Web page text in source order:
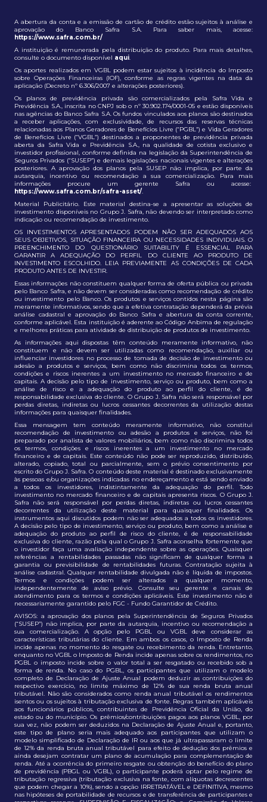
A abertura da conta e a emissão de cartão de crédito estão sujeitos à análise e
aprovação do Banco Safra S.A. Para saber mais, acesse:
https://www.safra.com.br/
A instituição é remunerada pela distribuição do produto. Para mais detalhes,
consulte o documento disponível aqui.
Os aportes realizados em VGBL podem estar sujeitos à incidência do Imposto
sobre Operações Financeiras (IOF), conforme as regras vigentes na data da
aplicação (Decreto nº 6.306/2007 e alterações posteriores).
Os planos de previdência privada são comercializados pela Safra Vida e
Previdência S.A., inscrita no CNPJ sob o nº 30.902.174/0001-05 e estão disponíveis
nas agências do Banco Safra S.A. Os fundos vinculados aos planos são destinados
a receber aplicações, com exclusividade, de recursos das reservas técnicas
relacionadas aos Planos Geradores de Benefícios Livre (“PGBL”) e Vida Geradores
de Benefícios Livre (“VGBL”) destinados a proponentes de previdência privada
aberta da Safra Vida e Previdência S.A., na qualidade de cotista exclusivo e
investidor profissional, conforme definida na legislação da Superintendência de
Seguros Privados (“SUSEP”) e demais legislações nacionais vigentes e alterações
posteriores. A aprovação dos planos pela SUSEP não implica, por parte da
autarquia, incentivo ou recomendação a sua comercialização. Para mais
informações procure um gerente Safra ou acesse:
https://www.safra.com.br/safra-asset/.
Material Publicitário. Este material destina-se a apresentar as soluções de
investimento disponíveis no Grupo J. Safra, não devendo ser interpretado como
indicação ou recomendação de investimento.
OS INVESTIMENTOS APRESENTADOS PODEM NÃO SER ADEQUADOS AOS
SEUS OBJETIVOS, SITUAÇÃO FINANCEIRA OU NECESSIDADES INDIVIDUAIS. O
PREENCHIMENTO DO QUESTIONÁRIO SUITABILITY É ESSENCIAL PARA
GARANTIR A ADEQUAÇÃO DO PERFIL DO CLIENTE AO PRODUTO DE
INVESTIMENTO ESCOLHIDO. LEIA PREVIAMENTE AS CONDIÇÕES DE CADA
PRODUTO ANTES DE INVESTIR.
Essas informações não constituem qualquer forma de oferta pública ou privada
pelo Banco Safra, e não devem ser consideradas como recomendação de crédito
ou investimento pelo Banco. Os produtos e serviços contidos nesta página são
meramente informativos, sendo que a efetiva contratação dependerá da prévia
análise cadastral e aprovação do Banco Safra e abertura da conta corrente,
conforme aplicável. Esta instituição é aderente ao Código Anbima de regulação
e melhores práticas para atividade de distribuição de produtos de investimento.
As informações aqui dispostas têm conteúdo meramente informativo, não
constituem e não devem ser utilizadas como recomendação, auxiliar ou
influenciar investidores no processo de tomada de decisão de investimento ou
adesão a produtos e serviços, bem como não discrimina todos os termos,
condições e riscos inerentes a um investimento no mercado financeiro e de
capitais. A decisão pelo tipo de investimento, serviço ou produto, bem como a
análise de risco e a adequação do produto ao perfil do cliente, é de
responsabilidade exclusiva do cliente. O Grupo J. Safra não será responsável por
perdas diretas, indiretas ou lucros cessantes decorrentes da utilização destas
informações para quaisquer finalidades.
Essa mensagem tem conteúdo meramente informativo, não constitui
recomendação de investimento ou adesão a produtos e serviços, não foi
preparado por analista de valores mobiliários, bem como não discrimina todos
os termos, condições e riscos inerentes a um investimento no mercado
financeiro e de capitais. Este conteúdo não pode ser reproduzido, distribuído,
alterado, copiado, total ou parcialmente, sem o prévio consentimento por
escrito do Grupo J. Safra. O conteúdo deste material é destinado exclusivamente
às pessoas e/ou organizações indicadas no endereçamento e está sendo enviado
a todos os investidores, indistintamente da adequação do perfil. Todo
investimento no mercado financeiro e de capitais apresenta riscos. O Grupo J.
Safra não será responsável por perdas diretas, indiretas ou lucros cessantes
decorrentes da utilização deste material para quaisquer finalidades. Os
instrumentos aqui discutidos podem não ser adequados a todos os investidores.
A decisão pelo tipo de investimento, serviço ou produto, bem como a análise e
adequação do produto ao perfil de risco do cliente, é de responsabilidade
exclusiva do cliente, razão pela qual o Grupo J. Safra aconselha fortemente que
o investidor faça uma avaliação independente sobre as operações. Quaisquer
referências a rentabilidades passadas não significam de qualquer forma a
garantia ou previsibilidade de rentabilidades futuras. Contratação sujeita à
análise cadastral. Qualquer rentabilidade divulgada não é líquida de impostos.
Termos e condições podem ser alterados a qualquer momento,
independentemente de aviso prévio. Consulte seu gerente e canais de
atendimento para os termos e condições aplicáveis. Este investimento não é
necessariamente garantido pelo FGC - Fundo Garantidor de Crédito.
AVISOS: a aprovação dos planos pela Superintendência de Seguros Privados
(“SUSEP”) não implica, por parte da autarquia, incentivo ou recomendação a
sua comercialização. A opção pelo PGBL ou VGBL deve considerar as
características tributárias do cliente. Em ambos os casos, o Imposto de Renda
incide apenas no momento do resgate ou recebimento da renda. Entretanto,
enquanto no VGBL o Imposto de Renda incide apenas sobre os rendimentos, no
PGBL o imposto incide sobre o valor total a ser resgatado ou recebido sob a
forma de renda. No caso do PGBL, os participantes que utilizam o modelo
completo de Declaração de Ajuste Anual podem deduzir as contribuições do
respectivo exercício, no limite máximo de 12% de sua renda bruta anual
tributável. Não são considerados como renda anual tributável os rendimentos
isentos ou os sujeitos à tributação exclusiva de fonte. Regras também aplicáveis
aos funcionários públicos, contribuintes de Previdência Oficial da União, do
estado ou do município. Os prêmios/contribuições pagos aos planos VGBL, por
sua vez, não podem ser deduzidos na Declaração de Ajuste Anual e, portanto,
este tipo de plano seria mais adequado aos participantes que utilizam o
modelo simplificado de Declaração de IR ou aos que já ultrapassaram o limite
de 12% da renda bruta anual tributável para efeito de dedução dos prêmios e
ainda desejam contratar um plano de acumulação para complementação de
renda. Até a ocorrência do primeiro resgate ou obtenção do benefício do plano
de previdência (PBGL ou VGBL), o participante poderá optar pelo regime de
tributação regressiva (tributação exclusiva na fonte, com alíquotas decrescentes
que podem chegar a 10%), sendo a opção IRRETRATÁVEL e DEFINITIVA, mesmo
nas hipóteses de portabilidade de recursos e de transferência de participantes e